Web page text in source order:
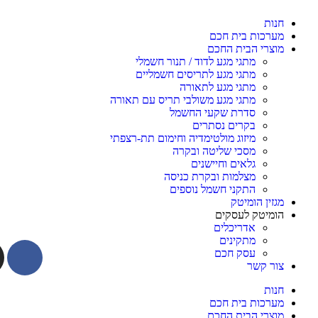
חנות
מערכות בית חכם
מוצרי הבית החכם
מתגי מגע לדוד / תנור חשמלי
מתגי מגע לתריסים חשמליים
מתגי מגע לתאורה
מתגי מגע משולבי תריס עם תאורה
סדרת שקעי החשמל
בקרים נסתרים
מיזוג מולטימדיה וחימום תת-רצפתי
מסכי שליטה ובקרה
גלאים וחיישנים
מצלמות ובקרת כניסה
התקני חשמל נוספים
מגזין הומיטק
הומיטק לעסקים
אדריכלים
מתקינים
עסק חכם
צור קשר
חנות
מערכות בית חכם
מוצרי הבית החכם